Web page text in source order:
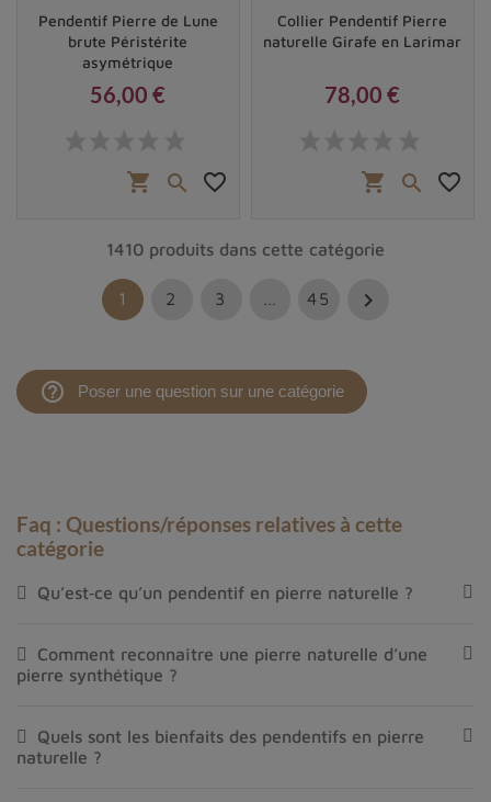
Pendentif Pierre de Lune
brute Péristérite
asymétrique
56,00 €
shopping_cart  favorite_border
Collier Pendentif Pierre
naturelle Girafe en Larimar
78,00 €
shopping_cart  favorite_border
1410 produits dans cette catégorie
1 2 3 45 
help_outline Poser une question sur une catégorie
Faq : Questions/réponses relatives à cette
catégorie
Qu’est‑ce qu’un pendentif en pierre naturelle ?
Comment reconnaître une pierre naturelle d’une
pierre synthétique ?
Quels sont les bienfaits des pendentifs en pierre
naturelle ?